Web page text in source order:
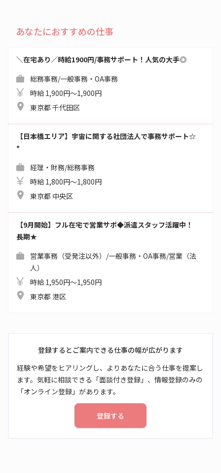
あなたにおすすめの仕事
＼在宅あり／時給1900円/事務サポート！人気の大手◎
総務事務/一般事務・OA事務
時給 1,900円～1,900円
東京都 千代田区
【日本橋エリア】宇宙に関する社団法人で事務サポート☆
*
経理・財務/総務事務
時給 1,800円～1,800円
東京都 中央区
【9月開始】フル在宅で営業サポ◆派遣スタッフ活躍中！
長期★
営業事務（受発注以外）/一般事務・OA事務/営業（法
人）
時給 1,950円～1,950円
東京都 港区
登録するとご案内できる仕事の幅が広がります
経験や希望をヒアリングし、よりあなたに合う仕事を提案し
ます。気軽に相談できる「面談付き登録」、情報登録のみの
「オンライン登録」があります。
登録する